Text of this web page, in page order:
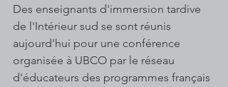
Des enseignants d'immersion tardive
de l'Intérieur sud se sont réunis
aujourd'hui pour une conférence
organisée à UBCO par le réseau
d'éducateurs des programmes français